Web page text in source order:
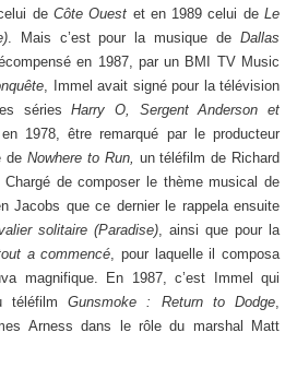
de Côte Ouest et en 1989 celui deLe
. Mais c’est pour la musique deDallas
en 1987, par un BMI TV Music
, Immel avait signé pour la télévision
sériesHarry O, Sergent Anderson et
1978, être remarqué par le producteur
de Nowhere to Run, un téléfilm de Richard
de composer le thème musical de
Jacobs que ce dernier le rappela ensuite
solitaire (Paradise), ainsi que pour la
a commencé, pour laquelle il composa
magnifique. En 1987, c’est Immel qui
téléfilmGunsmoke : Return to Dodge,
Arness dans le rôle du marshal Matt